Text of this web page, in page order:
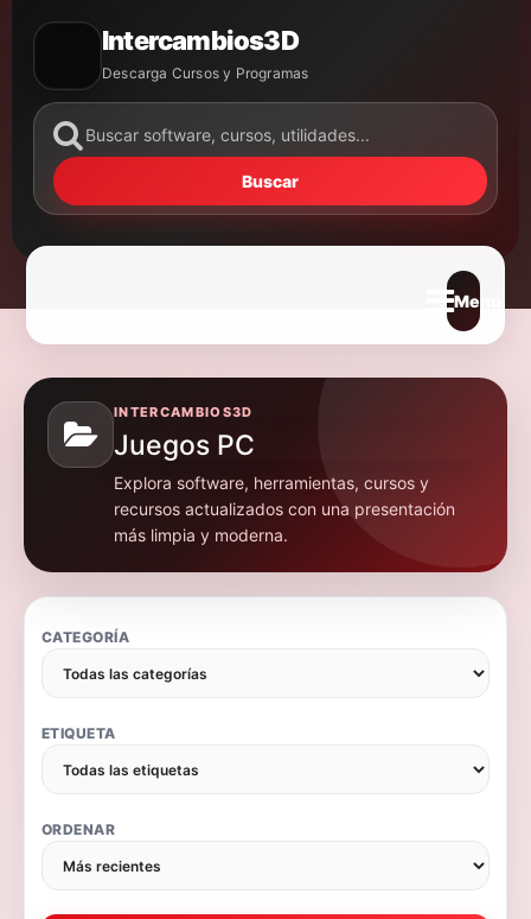
Intercambios3D
Descarga Cursos y Programas
Buscar
Abrir
INTERCAMBIOS3D
Juegos PC
Explora software, herramientas, cursos y
recursos actualizados con una presentación
más limpia y moderna.
CATEGORÍA
ETIQUETA
ORDENAR